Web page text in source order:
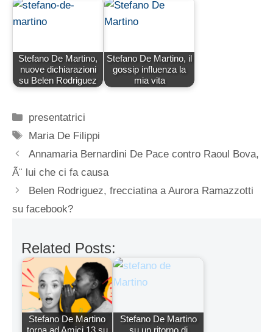
Stefano De Martino,
nuove dichiarazioni
su Belen Rodriguez
Stefano De Martino, il
gossip influenza la
mia vita
Categorie
presentatrici
Tag
Maria De Filippi
Annamaria Bernardini De Pace contro Raoul Bova,
Ã¨ lui che ci fa causa
Belen Rodriguez, frecciatina a Aurora Ramazzotti
su facebook?
Related Posts:
Stefano De Martino
torna ad Amici 13 su
Stefano De Martino
su un ritorno di